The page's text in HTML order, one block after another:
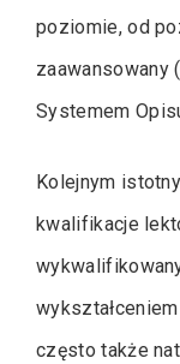
poziomie, od
zaawansowany
Systemem
Kolejnym
kwalifikacje
często także